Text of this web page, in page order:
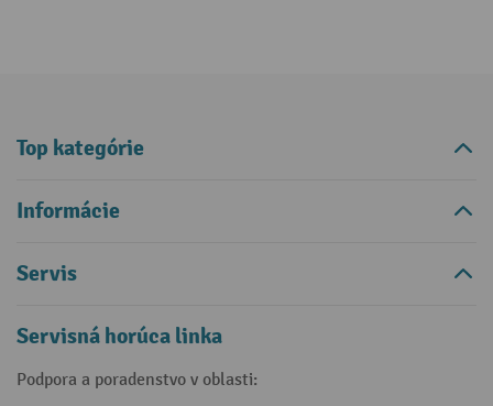
Top kategórie
Informácie
Servis
Servisná horúca linka
Podpora a poradenstvo v oblasti: